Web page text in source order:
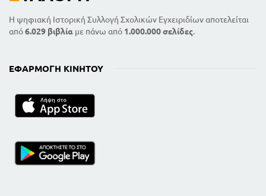
Η ψηφιακή Ιστορική Συλλογή Σχολικών Εγχειριδίων αποτελείται
από6.029 βιβλία με πάνω από 1.000.000 σελίδες.
ΕΦΑΡΜΟΓΉ ΚΙΝΗΤΟΎ